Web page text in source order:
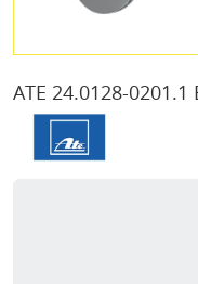
ATE 24.0128-